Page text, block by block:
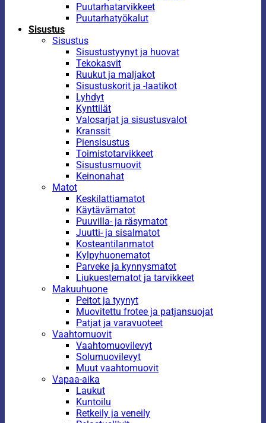
Puutarhatarvikkeet
Puutarhatyökalut
Sisustus
Sisustus
Sisustustyynyt ja huovat
Tekokasvit
Ruukut ja maljakot
Sisustuskorit ja -laatikot
Lyhdyt
Kynttilät
Valosarjat ja sisustusvalot
Kranssit
Piensisustus
Toimistotarvikkeet
Sisustusmuovit
Keinonahat
Matot
Keskilattiamatot
Käytävämatot
Puuvilla- ja räsymatot
Juutti- ja sisalmatot
Kosteantilanmatot
Kylpyhuonematot
Parveke ja kynnysmatot
Liukuestematot ja tarvikkeet
Makuuhuone
Peitot ja tyynyt
Muovitettu frotee ja patjansuojat
Patjat ja varavuoteet
Vaahtomuovit
Vaahtomuovilevyt
Solumuovilevyt
Muut vaahtomuovit
Vapaa-aika
Laukut
Kuntoilu
Retkeily ja veneily